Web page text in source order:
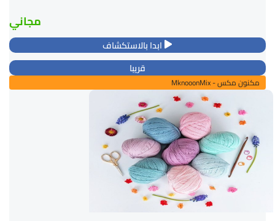
مجاني
ابدا بالاستكشاف
قريبا
مكنون مكس - MknooonMix